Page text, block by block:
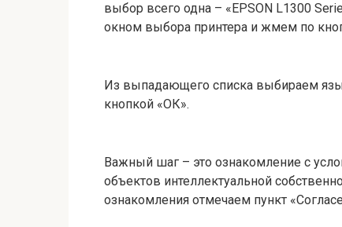
выбор всего одна – «EPSON L1300
окном выбора принтера и жмем по
Из выпадающего списка выбираем
кнопкой «ОК».
Важный шаг – это ознакомление с
объектов интеллектуальной
ознакомления отмечаем пункт